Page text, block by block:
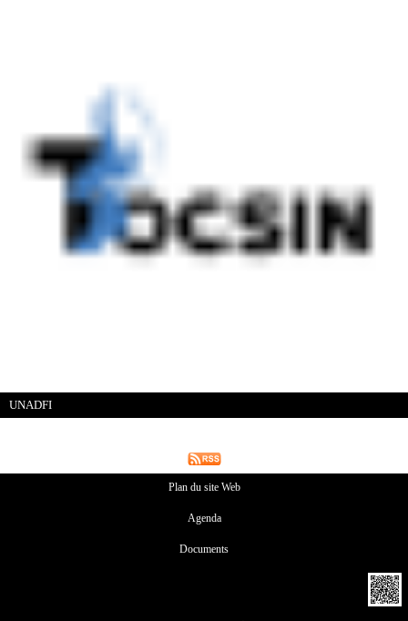
UNADFI
Plan du site Web
Agenda
Documents